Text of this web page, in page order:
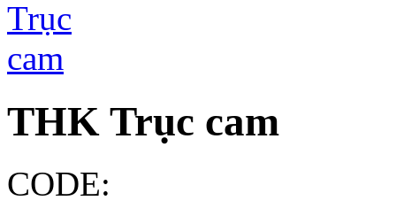
THK Trục cam
CODE: